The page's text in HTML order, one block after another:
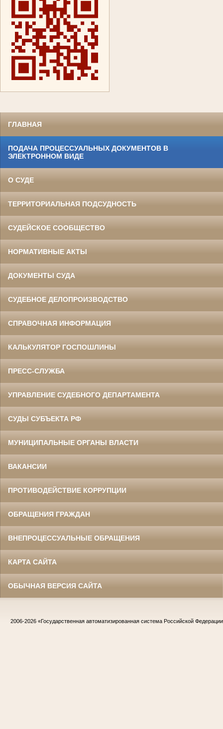
ГЛАВНАЯ
ПОДАЧА ПРОЦЕССУАЛЬНЫХ ДОКУМЕНТОВ В
ЭЛЕКТРОННОМ ВИДЕ
О СУДЕ
ТЕРРИТОРИАЛЬНАЯ ПОДСУДНОСТЬ
СУДЕЙСКОЕ СООБЩЕСТВО
НОРМАТИВНЫЕ АКТЫ
ДОКУМЕНТЫ СУДА
СУДЕБНОЕ ДЕЛОПРОИЗВОДСТВО
СПРАВОЧНАЯ ИНФОРМАЦИЯ
КАЛЬКУЛЯТОР ГОСПОШЛИНЫ
ПРЕСС-СЛУЖБА
УПРАВЛЕНИЕ СУДЕБНОГО ДЕПАРТАМЕНТА
СУДЫ СУБЪЕКТА РФ
МУНИЦИПАЛЬНЫЕ ОРГАНЫ ВЛАСТИ
ВАКАНСИИ
ПРОТИВОДЕЙСТВИЕ КОРРУПЦИИ
ОБРАЩЕНИЯ ГРАЖДАН
ВНЕПРОЦЕССУАЛЬНЫЕ ОБРАЩЕНИЯ
КАРТА САЙТА
ОБЫЧНАЯ ВЕРСИЯ САЙТА
2006-2026 «Государственная автоматизированная система Российской